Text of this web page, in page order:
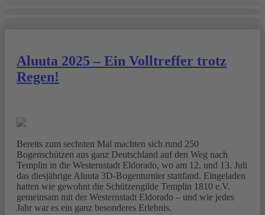
Aluuta 2025 – Ein Volltreffer trotz
Regen!
Bereits zum sechsten Mal machten sich rund 250
Bogenschützen aus ganz Deutschland auf den Weg nach
Templin in die Westernstadt Eldorado, wo am 12. und 13. Juli
das diesjährige Aluuta 3D-Bogenturnier stattfand. Eingeladen
hatten wie gewohnt die Schützengilde Templin 1810 e.V.
gemeinsam mit der Westernstadt Eldorado – und wie jedes
Jahr war es ein ganz besonderes Erlebnis.